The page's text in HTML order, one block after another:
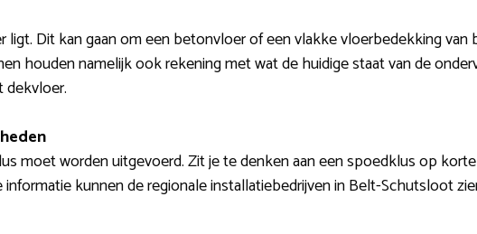
ligt. Dit kan gaan om een betonvloer of een vlakke vloerbedekking van
houden namelijk ook rekening met wat de huidige staat van de
dekvloer.
moet worden uitgevoerd. Zit je te denken aan een spoedklus op
informatie kunnen de regionale installatiebedrijven in Belt-Schutsloot